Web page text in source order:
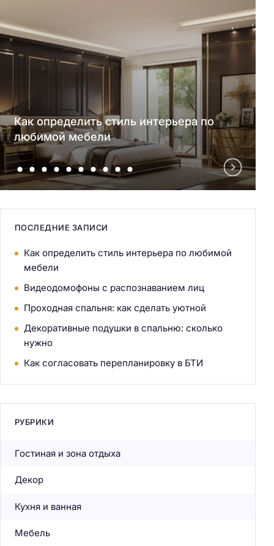
Как определить стиль интерьера по
любимой мебели
ПОСЛЕДНИЕ ЗАПИСИ
Как определить стиль интерьера по любимой
мебели
Видеодомофоны с распознаванием лиц
Проходная спальня: как сделать уютной
Декоративные подушки в спальню: сколько
нужно
Как согласовать перепланировку в БТИ
РУБРИКИ
Гостиная и зона отдыха
Декор
Кухня и ванная
Мебель